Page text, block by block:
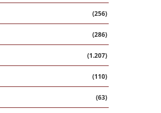
(256)
(286)
(1.207)
(110)
(63)